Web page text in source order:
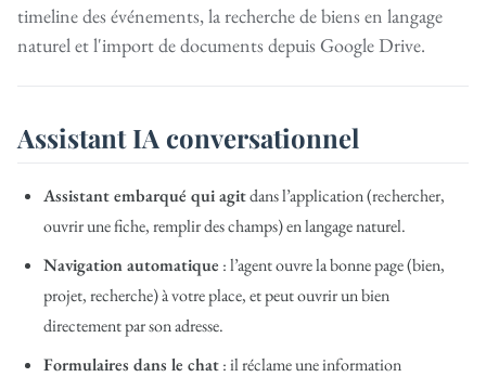
timeline des événements, la recherche de biens en langage
naturel et l'import de documents depuis Google Drive.
Assistant IA conversationnel
Assistant embarqué qui agitdans l’application (rechercher,
ouvrir une fiche, remplir des champs) en langage naturel.
Navigation automatique : l’agent ouvre la bonne page (bien,
projet, recherche) à votre place, et peut ouvrir un bien
directement par son adresse.
Formulaires dans le chat: il réclame une information